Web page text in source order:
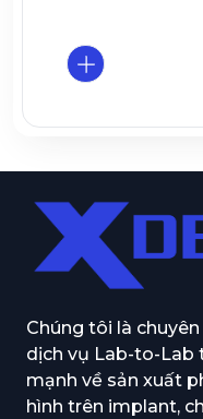
Chúng tôi là
dịch vụ Lab-to-Lab
mạnh về sản xuất
hình trên implant,